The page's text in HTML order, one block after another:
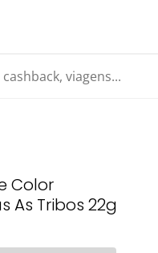
viagens...
Color
As Tribos 22g